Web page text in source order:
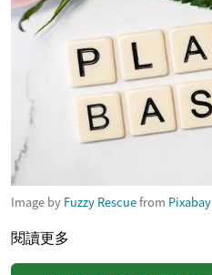
Image by Fuzzy Rescuefrom Pixabay
閱讀更多